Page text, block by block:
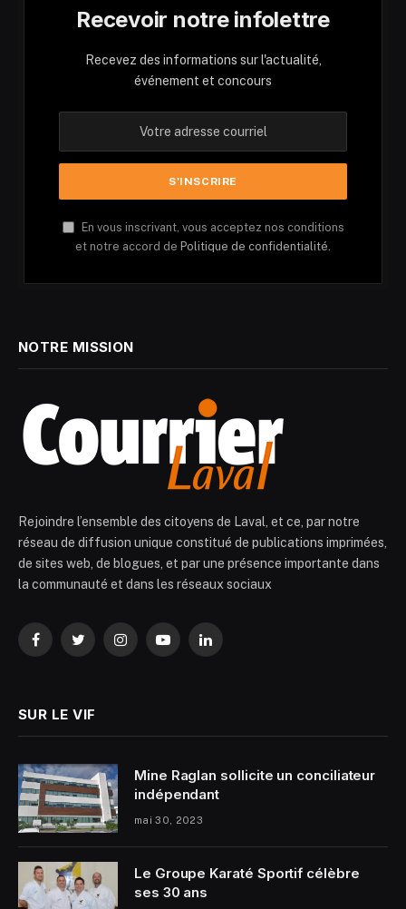
Recevoir notre infolettre
Recevez des informations sur l'actualité,
événement et concours
En vous inscrivant, vous acceptez nos conditions
et notre accord de Politique de confidentialité.
NOTRE MISSION
Rejoindre l’ensemble des citoyens de Laval, et ce, par notre
réseau de diffusion unique constitué de publications imprimées,
de sites web, de blogues, et par une présence importante dans
la communauté et dans les réseaux sociaux
FacebookTwitterInstagramYouTubeLinkedIn
SUR LE VIF
Mine Raglan sollicite un conciliateur
indépendant
mai 30, 2023
Le Groupe Karaté Sportif célèbre
ses 30 ans